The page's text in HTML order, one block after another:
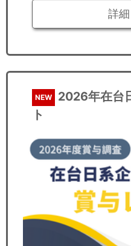
詳
NEW
2026年在台
ト